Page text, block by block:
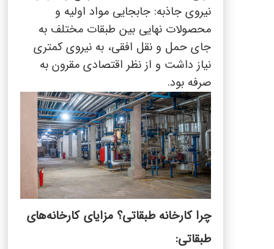
نیروی جاذبه: جابجایی مواد اولیه و
محصولات نهایی بین طبقات مختلف به
جای حمل و نقل افقی، به نیروی کمتری
نیاز داشت و از نظر اقتصادی مقرون به
صرفه بود.
چرا کارخانه طبقاتی؟ مزایای کارخانه‌های
طبقاتی: